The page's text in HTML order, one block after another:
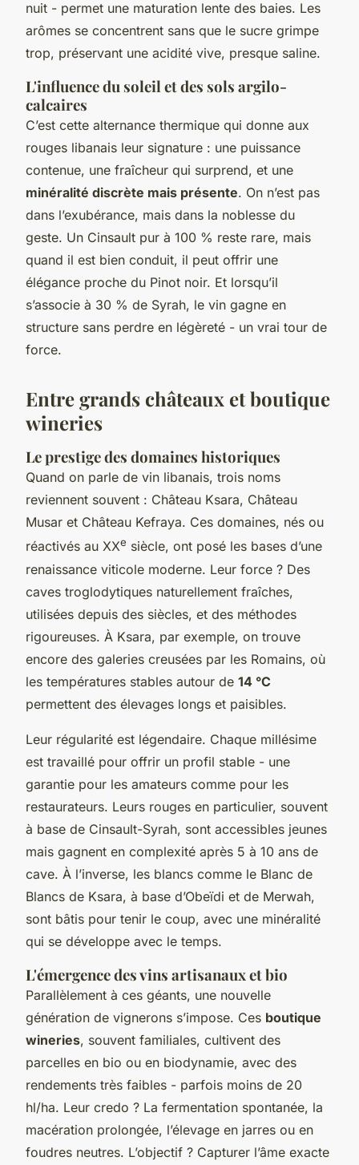
nuit - permet une maturation lente des baies. Les
arômes se concentrent sans que le sucre grimpe
trop, préservant une acidité vive, presque saline.
L'influence du soleil et des sols argilo-
calcaires
C’est cette alternance thermique qui donne aux
rouges libanais leur signature : une puissance
contenue, une fraîcheur qui surprend, et une
minéralité discrète mais présente. On n’est pas
dans l’exubérance, mais dans la noblesse du
geste. Un Cinsault pur à 100 % reste rare, mais
quand il est bien conduit, il peut offrir une
élégance proche du Pinot noir. Et lorsqu’il
s’associe à 30 % de Syrah, le vin gagne en
structure sans perdre en légèreté - un vrai tour de
force.
Entre grands châteaux et boutique
wineries
Le prestige des domaines historiques
Quand on parle de vin libanais, trois noms
reviennent souvent : Château Ksara, Château
Musar et Château Kefraya. Ces domaines, nés ou
réactivés au XXe siècle, ont posé les bases d’une
renaissance viticole moderne. Leur force ? Des
caves troglodytiques naturellement fraîches,
utilisées depuis des siècles, et des méthodes
rigoureuses. À Ksara, par exemple, on trouve
encore des galeries creusées par les Romains, où
les températures stables autour de 14 °C
permettent des élevages longs et paisibles.
Leur régularité est légendaire. Chaque millésime
est travaillé pour offrir un profil stable - une
garantie pour les amateurs comme pour les
restaurateurs. Leurs rouges en particulier, souvent
à base de Cinsault-Syrah, sont accessibles jeunes
mais gagnent en complexité après 5 à 10 ans de
cave. À l’inverse, les blancs comme le Blanc de
Blancs de Ksara, à base d’Obeïdi et de Merwah,
sont bâtis pour tenir le coup, avec une minéralité
qui se développe avec le temps.
L'émergence des vins artisanaux et bio
Parallèlement à ces géants, une nouvelle
génération de vignerons s’impose. Ces boutique
wineries, souvent familiales, cultivent des
parcelles en bio ou en biodynamie, avec des
rendements très faibles - parfois moins de 20
hl/ha. Leur credo ? La fermentation spontanée, la
macération prolongée, l’élevage en jarres ou en
foudres neutres. L’objectif ? Capturer l’âme exacte